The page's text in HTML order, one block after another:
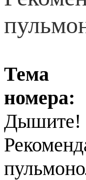
Тема
номера:
Дышите!